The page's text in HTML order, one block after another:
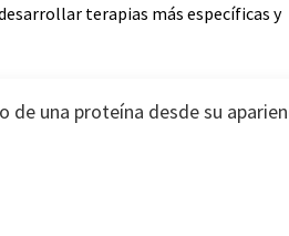
terapias más específicas y
una proteína desde su